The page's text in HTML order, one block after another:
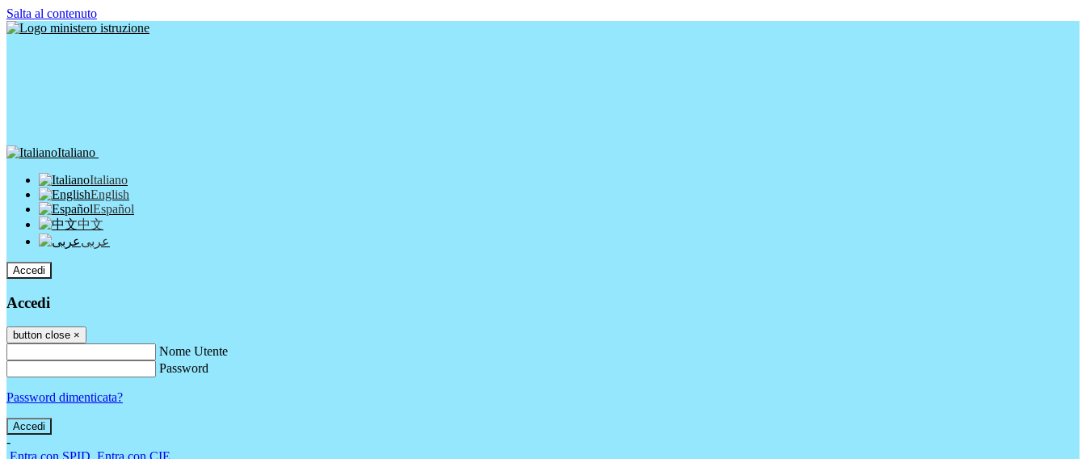
Salta al contenuto
Italiano
Italiano
English
Español
中文
عربى
Accedi
Accedi
button close ×
Nome Utente
Password
Password dimenticata?
-